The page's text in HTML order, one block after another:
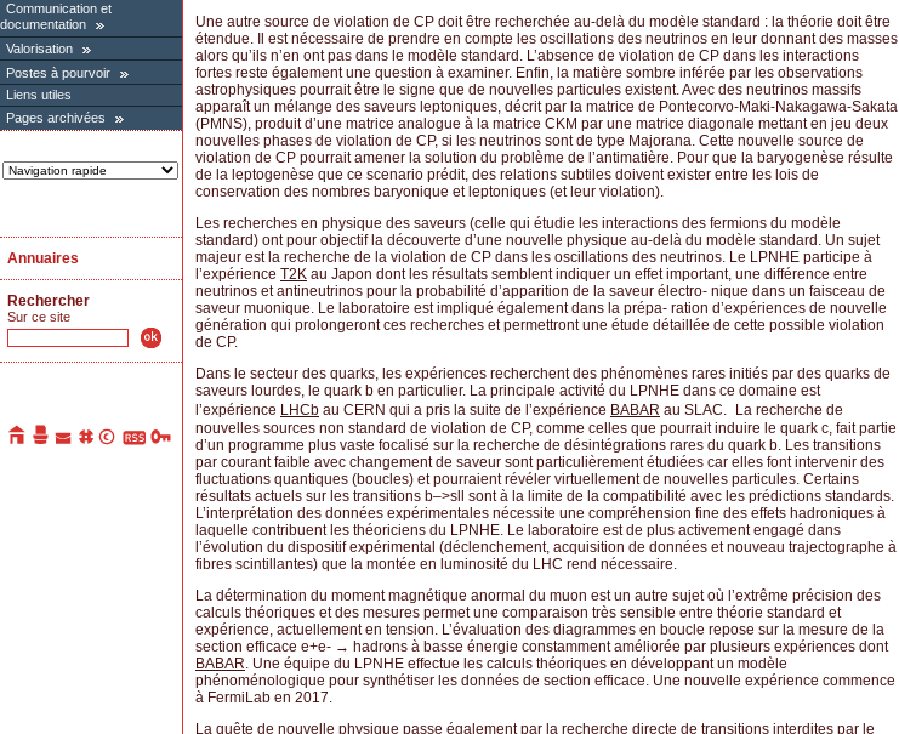
Communication et
documentation
Valorisation
Postes à pourvoir
Liens utiles
Pages archivées
Annuaires
Rechercher
Sur ce site
Une autre source de violation de CP doit être recherchée au-delà du modèle standard : la théorie doit être
étendue. Il est nécessaire de prendre en compte les oscillations des neutrinos en leur donnant des masses
alors qu’ils n’en ont pas dans le modèle standard. L’absence de violation de CP dans les interactions
fortes reste également une question à examiner. Enfin, la matière sombre inférée par les observations
astrophysiques pourrait être le signe que de nouvelles particules existent. Avec des neutrinos massifs
apparaît un mélange des saveurs leptoniques, décrit par la matrice de Pontecorvo-Maki-Nakagawa-Sakata
(PMNS), produit d’une matrice analogue à la matrice CKM par une matrice diagonale mettant en jeu deux
nouvelles phases de violation de CP, si les neutrinos sont de type Majorana. Cette nouvelle source de
violation de CP pourrait amener la solution du problème de l’antimatière. Pour que la baryogenèse résulte
de la leptogenèse que ce scenario prédit, des relations subtiles doivent exister entre les lois de
conservation des nombres baryonique et leptoniques (et leur violation).
Les recherches en physique des saveurs (celle qui étudie les interactions des fermions du modèle
standard) ont pour objectif la découverte d’une nouvelle physique au-delà du modèle standard. Un sujet
majeur est la recherche de la violation de CP dans les oscillations des neutrinos. Le LPNHE participe à
l’expérience T2K au Japon dont les résultats semblent indiquer un effet important, une différence entre
neutrinos et antineutrinos pour la probabilité d’apparition de la saveur électro- nique dans un faisceau de
saveur muonique. Le laboratoire est impliqué également dans la prépa- ration d’expériences de nouvelle
génération qui prolongeront ces recherches et permettront une étude détaillée de cette possible violation
de CP.
Dans le secteur des quarks, les expériences recherchent des phénomènes rares initiés par des quarks de
saveurs lourdes, le quark b en particulier. La principale activité du LPNHE dans ce domaine est
l’expérience LHCb au CERN qui a pris la suite de l’expérience BABAR au SLAC. La recherche de
nouvelles sources non standard de violation de CP, comme celles que pourrait induire le quark c, fait partie
d’un programme plus vaste focalisé sur la recherche de désintégrations rares du quark b. Les transitions
par courant faible avec changement de saveur sont particulièrement étudiées car elles font intervenir des
fluctuations quantiques (boucles) et pourraient révéler virtuellement de nouvelles particules. Certains
résultats actuels sur les transitions b–>sll sont à la limite de la compatibilité avec les prédictions standards.
L’interprétation des données expérimentales nécessite une compréhension fine des effets hadroniques à
laquelle contribuent les théoriciens du LPNHE. Le laboratoire est de plus activement engagé dans
l’évolution du dispositif expérimental (déclenchement, acquisition de données et nouveau trajectographe à
fibres scintillantes) que la montée en luminosité du LHC rend nécessaire.
La détermination du moment magnétique anormal du muon est un autre sujet où l’extrême précision des
calculs théoriques et des mesures permet une comparaison très sensible entre théorie standard et
expérience, actuellement en tension. L’évaluation des diagrammes en boucle repose sur la mesure de la
section efficace e+e- → hadrons à basse énergie constamment améliorée par plusieurs expériences dont
BABAR. Une équipe du LPNHE effectue les calculs théoriques en développant un modèle
phénoménologique pour synthétiser les données de section efficace. Une nouvelle expérience commence
à FermiLab en 2017.
La quête de nouvelle physique passe également par la recherche directe de transitions interdites par le